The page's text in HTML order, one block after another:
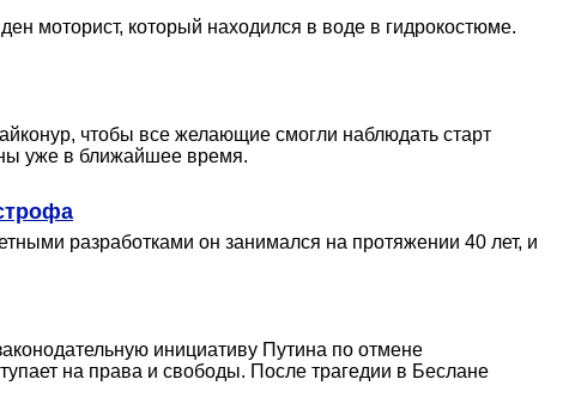
моторист, который находился в воде в гидрокостюме.
чтобы все желающие смогли наблюдать старт
уже в ближайшее время.
разработками он занимался на протяжении 40 лет, и
инициативу Путина по отмене
на права и свободы. После трагедии в Беслане